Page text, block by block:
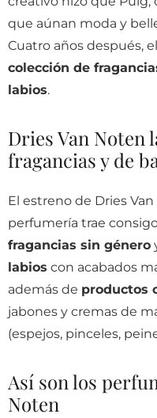
que aúnan moda y
Cuatro años después,
colección de
labios.
Dries Van Noten
fragancias y de
El estreno de Dries
perfumería trae
fragancias sin género
labios con acabados
además de productos
jabones y cremas de
(espejos, pinceles,
Así son los
Noten